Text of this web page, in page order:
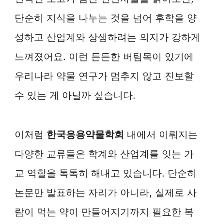
단순히 지식을 나누는 것을 넘어 후학을 양
성하고 산업계와 상생하려는 의지가 강하게
느껴졌어요. 이런 든든한 버팀목이 있기에
우리나라 약물 연구가 멈추지 않고 진보할
수 있는 게 아닐까 싶습니다.
이처럼 한국응용약물학회 내에서 이뤄지는
다양한 교류들은 학계와 산업계를 잇는 가
교 역할을 톡톡히 해내고 있습니다. 단순히
논문만 발표하는 자리가 아니라, 실제로 사
람이 먹는 약이 만들어지기까지 필요한 복